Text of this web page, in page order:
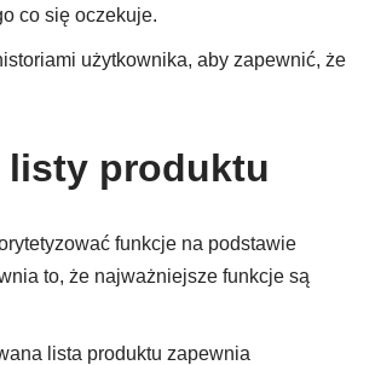
co się oczekuje.
użytkownika, aby zapewnić, że
listy produktu
funkcje na podstawie
to, że najważniejsze funkcje są
lista produktu zapewnia